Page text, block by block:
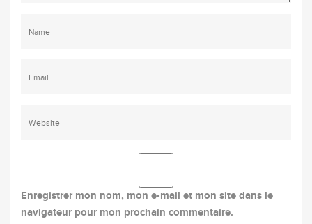
Enregistrer mon nom, mon e-mail et mon site dans le
navigateur pour mon prochain commentaire.